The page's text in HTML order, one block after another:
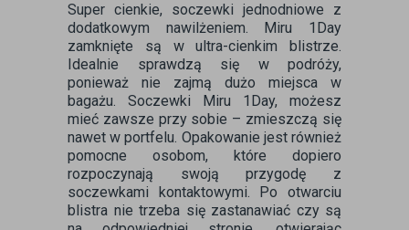
Super cienkie, soczewki jednodniowe z
dodatkowym nawilżeniem. Miru 1Day
zamknięte są w ultra-cienkim blistrze.
Idealnie sprawdzą się w podróży,
ponieważ nie zajmą dużo miejsca w
bagażu. Soczewki Miru 1Day, możesz
mieć zawsze przy sobie – zmieszczą się
nawet w portfelu. Opakowanie jest również
pomocne osobom, które dopiero
rozpoczynają swoją przygodę z
soczewkami kontaktowymi. Po otwarciu
blistra nie trzeba się zastanawiać czy są